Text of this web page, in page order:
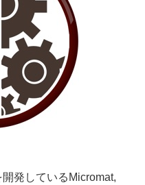
発しているMicromat,